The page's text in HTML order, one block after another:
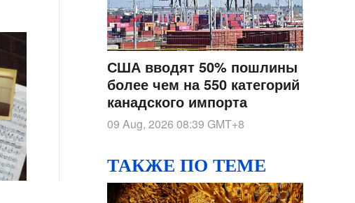
США вводят 50% пошлины
более чем на 550 категорий
канадского импорта
09 Aug, 2026 08:39 GMT+8
ТАКЖЕ ПО ТЕМЕ